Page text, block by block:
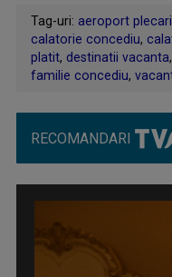
Tag-uri: aeroport plecari
calatorie concediu,
platit, destinatii vacanta,
familie concediu,
RECOMANDARI